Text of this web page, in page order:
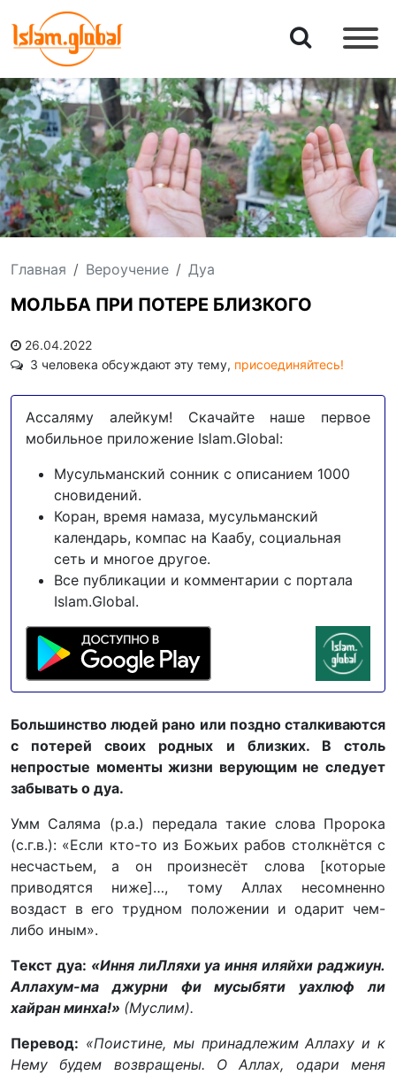
Главная Вероучение Дуа
МОЛЬБА ПРИ ПОТЕРЕ БЛИЗКОГО
26.04.2022
3 человека обсуждают эту тему, присоединяйтесь!
Ассаляму алейкум! Скачайте наше первое
мобильное приложение Islam.Global:
Мусульманский сонник с описанием 1000
сновидений.
Коран, время намаза, мусульманский
календарь, компас на Каабу, социальная
сеть и многое другое.
Все публикации и комментарии с портала
Islam.Global.
Большинство людей рано или поздно сталкиваются
с потерей своих родных и близких. В столь
непростые моменты жизни верующим не следует
забывать о дуа.
Умм Саляма (р.а.) передала такие слова Пророка
(с.г.в.): «Если кто-то из Божьих рабов столкнётся с
несчастьем, а он произнесёт слова [которые
приводятся ниже]…, тому Аллах несомненно
воздаст в его трудном положении и одарит чем-
либо иным».
Текст дуа: «Иння лиЛляхи уа иння иляйхи раджиун.
Аллахум-ма джурни фи мусыбяти уахлюф ли
хайран минха!» (Муслим).
Перевод: «Поистине, мы принадлежим Аллаху и к
Нему будем возвращены. О Аллах, одари меня